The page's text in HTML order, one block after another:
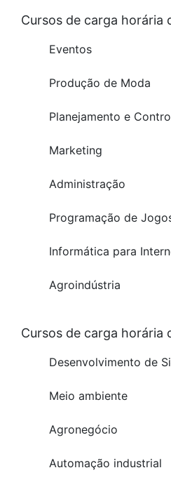
Cursos de carga horária
Eventos
Produção de Moda
Planejamento e
Marketing
Administração
Programação de
Informática para
Agroindústria
Cursos de carga horária
Desenvolvimento de
Meio ambiente
Agronegócio
Automação industrial